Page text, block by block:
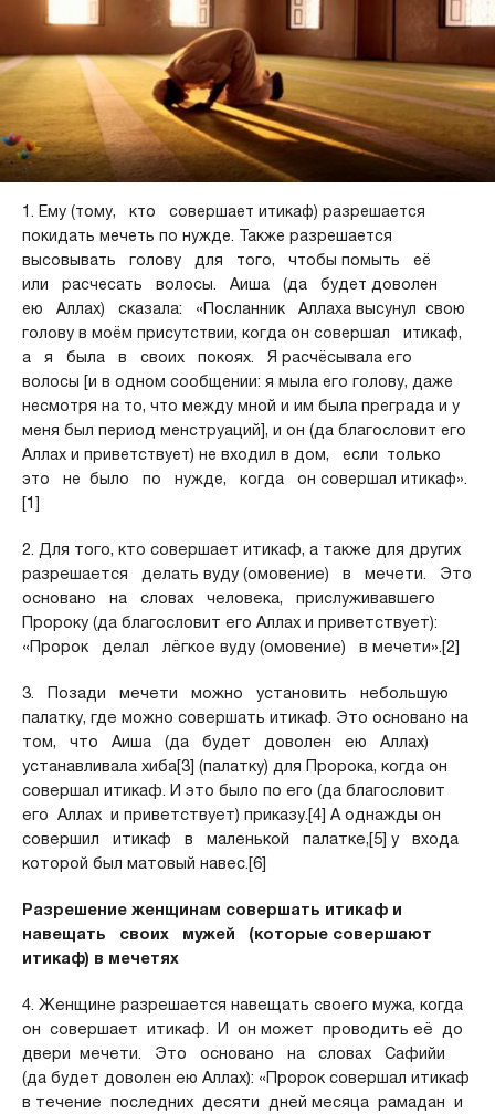
1. Ему (тому, кто совершает итикаф) разрешается
покидать мечеть по нужде. Также разрешается
высовывать голову для того, чтобы помыть её
или расчесать волосы. Аиша (да будет доволен
ею Аллах) сказала: «Посланник Аллаха высунул свою
голову в моём присутствии, когда он совершал итикаф,
а я была в своих покоях. Я расчёсывала его
волосы [и в одном сообщении: я мыла его голову, даже
несмотря на то, что между мной и им была преграда и у
меня был период менструаций], и он (да благословит его
Аллах и приветствует) не входил в дом, если только
это не было по нужде, когда он совершал итикаф».
[1]
2. Для того, кто совершает итикаф, а также для других
разрешается делать вуду (омовение) в мечети. Это
основано на словах человека, прислуживавшего
Пророку (да благословит его Аллах и приветствует):
«Пророк делал лёгкое вуду (омовение) в мечети».[2]
3. Позади мечети можно установить небольшую
палатку, где можно совершать итикаф. Это основано на
том, что Аиша (да будет доволен ею Аллах)
устанавливала хиба[3] (палатку) для Пророка, когда он
совершал итикаф. И это было по его (да благословит
его Аллах и приветствует) приказу.[4] А однажды он
совершил итикаф в маленькой палатке,[5] у входа
которой был матовый навес.[6]
Разрешение женщинам совершать итикаф и
навещать своих мужей (которые совершают
итикаф) в мечетях
4. Женщине разрешается навещать своего мужа, когда
он совершает итикаф. И он может проводить её до
двери мечети. Это основано на словах Сафийи
(да будет доволен ею Аллах): «Пророк совершал итикаф
в течение последних десяти дней месяца рамадан и